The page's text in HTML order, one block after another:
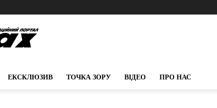
ЕКСКЛЮЗИВ ТОЧКА ЗОРУ ВІДЕО ПРО НАС